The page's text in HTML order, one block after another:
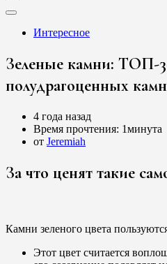
Интересное
Зеленые камни: ТОП-
полудрагоценных
4 года назад
Время прочтения: 1минута
от Jeremiah
За что ценят такие
Камни зеленого цвета
Этот цвет считается